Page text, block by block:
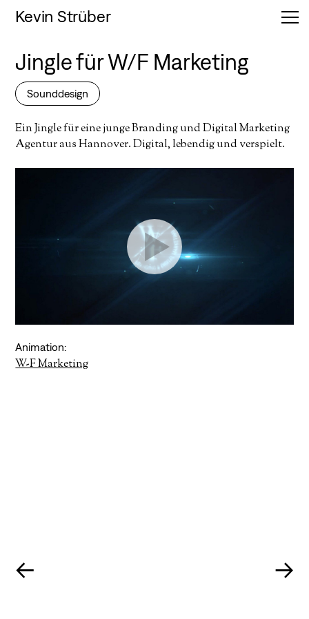
Start
Projekte
Info
Kontakt
Kevin Strüber
Jingle für W/F Marketing
Sounddesign
Ein Jingle für eine junge Branding und Digital Marketing
Agentur aus Hannover. Digital, lebendig und verspielt.
Animation:
W-F Marketing
← →